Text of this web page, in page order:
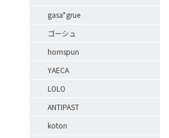
gasa*grue
ゴーシュ
homspun
YAECA
LOLO
ANTIPAST
koton